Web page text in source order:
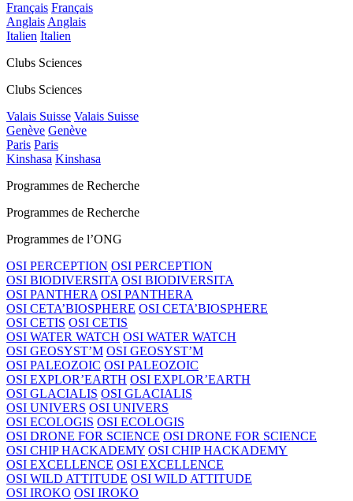
Français Français
AnglaisAnglais
Italien Italien
Clubs Sciences
Clubs Sciences
Valais Suisse Valais Suisse
Genève Genève
Paris Paris
Kinshasa Kinshasa
Programmes de Recherche
Programmes de Recherche
Programmes de l’ONG
OSI PERCEPTION OSI PERCEPTION
OSI BIODIVERSITA OSI BIODIVERSITA
OSI PANTHERA OSI PANTHERA
OSI CETA’BIOSPHERE OSI CETA’BIOSPHERE
OSI CETIS OSI CETIS
OSI WATER WATCH OSI WATER WATCH
OSI GEOSYST’M OSI GEOSYST’M
OSI PALEOZOIC OSI PALEOZOIC
OSI EXPLOR’EARTH OSI EXPLOR’EARTH
OSI GLACIALIS OSI GLACIALIS
OSI UNIVERS OSI UNIVERS
OSI ECOLOGIS OSI ECOLOGIS
OSI DRONE FOR SCIENCE OSI DRONE FOR SCIENCE
OSI CHIP HACKADEMY OSI CHIP HACKADEMY
OSI EXCELLENCE OSI EXCELLENCE
OSI WILD ATTITUDE OSI WILD ATTITUDE
OSI IROKO OSI IROKO